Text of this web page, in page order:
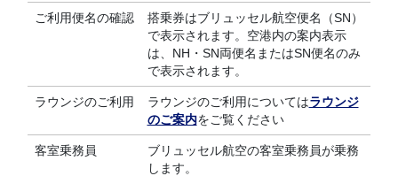
ご利用便名の確認
搭乗券はブリュッセル航空便名（SN）
で表示されます。空港内の案内表示
は、NH・SN両便名またはSN便名のみ
で表示されます。
ラウンジのご利用 ラウンジのご利用についてはラウンジ
のご案内をご覧ください
客室乗務員
ブリュッセル航空の客室乗務員が乗務
します。